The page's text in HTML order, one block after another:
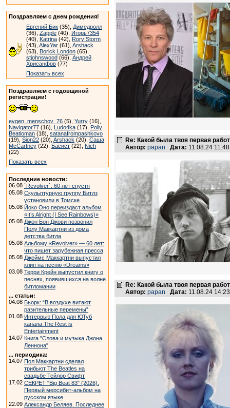
Поздравляем с днем рождения!
Евгений Бик (35), Димедролл
(36), Zapple (40), Игорь7354
(40), Katrina (42), Rory Storm
(43), AlexYar (61), Arshack
(63), Borick London (65),
stjohnswood (66), Андрей
Хрисанфов (77)
Показать всех
Поздравляем с годовщиной
регистрации!
evgen_menschov_76 (5), Yurry (16),
Navigator77 (16), Ludo4ka (17), Polly
Beatloman (18), satanafrompashkovo
(19), Sion22 (20), Arshack (20), Саша
McCartney (22), Басист (22), Nich
(22)
Показать всех
Последние новости:
06.08 `Revolver`: 60 лет спустя
05.08 Скульптурную группу Битлз
установили в Томске
05.08 Йоко Оно переиздаст альбом
«It’s Alright (I See Rainbows)»
05.08 Джон Бон Джови позвонил
Полу Маккартни из дома
детства битла
05.08 Альбому «Revolver» — 60 лет:
что пишет зарубежная пресса
05.08 Джеймс Маккартни выпустил
клип на песню «Dreams»
03.08 Терри Крейн выпустил книгу о
песнях, появившихся на волне
битломании
... статьи:
04.08 Бьорк: “В воздухе витают
разительные перемены”
01.08 Интервью Пола для ЮТуб
канала The Rest is
Entertainment
14.07 Книга "Слова и музыка Джона
Леннона"
... периодика:
14.07 Пол Маккартни сделал
трибьют The Beatles на
свадьбе Тейлор Свифт
17.02 СЕКРЕТ "Big Beat 83" (2026).
Первый мерсибит-альбом на
русском языке
22.09 Александр Беляев. Последнее
Re: Какой была твоя первая
Автор: papan Дата: 11.08.24
Re: Какой была твоя первая
Автор: papan Дата: 11.08.24